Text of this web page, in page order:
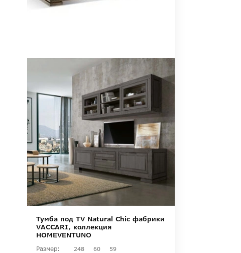
Тумба под TV Natural Chic фабрики
VACCARI, коллекция
HOMEVENTUNO
Размер: 248 60 59